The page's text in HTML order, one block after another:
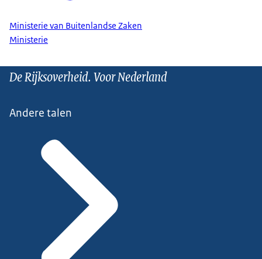
Ministerie van Buitenlandse Zaken
Ministerie
De Rijksoverheid. Voor Nederland
Andere talen